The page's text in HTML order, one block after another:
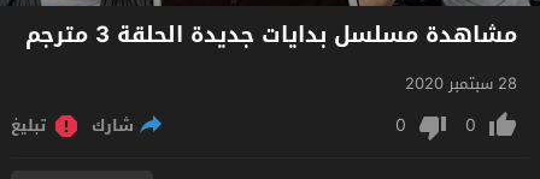
مشاهدة مسلسل بدايات جديدة الحلقة 3 مترجم
28 سبتمبر 2020
0
0 شارك تبليغ